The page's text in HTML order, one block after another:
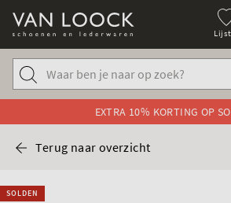
EXTRA 10% KORTING OP
Terug naar overzicht
SOLDEN